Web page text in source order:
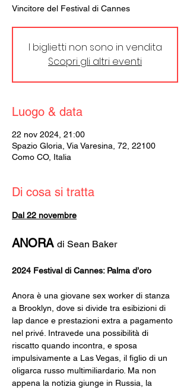
Vincitore del Festival di Cannes
I biglietti non sono in vendita
Scopri gli altri eventi
Luogo & data
22 nov 2024, 21:00
Spazio Gloria, Via Varesina, 72, 22100
Como CO, Italia
Di cosa si tratta
Dal 22 novembre
ANORA di Sean Baker
2024 Festival di Cannes: Palma d’oro
Anora è una giovane sex worker di stanza
a Brooklyn, dove si divide tra esibizioni di
lap dance e prestazioni extra a pagamento
nel privé. Intravede una possibilità di
riscatto quando incontra, e sposa
impulsivamente a Las Vegas, il figlio di un
oligarca russo multimiliardario. Ma non
appena la notizia giunge in Russia, la